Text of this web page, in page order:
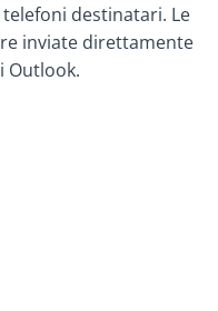
destinatari. Le
inviate direttamente
Outlook.